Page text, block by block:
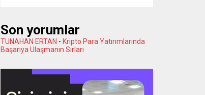
Son yorumlar
TUNAHAN ERTAN - Kripto Para Yatırımlarında
Başarıya Ulaşmanın Sırları